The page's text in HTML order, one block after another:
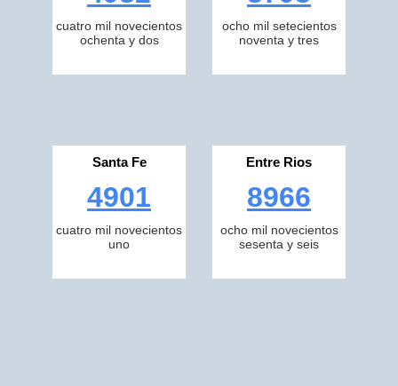
cuatro mil novecientos
ochenta y dos
ocho mil setecientos
noventa y tres
Santa Fe
4901
cuatro mil novecientos
uno
Entre Rios
8966
ocho mil novecientos
sesenta y seis